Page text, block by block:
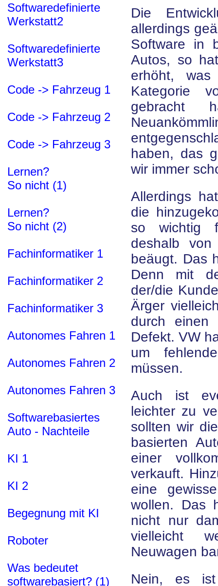
Softwaredefinierte
Werkstatt2
Softwaredefinierte
Werkstatt3
Code -> Fahrzeug 1
Code -> Fahrzeug 2
Code -> Fahrzeug 3
Lernen?
So nicht (1)
Lernen?
So nicht (2)
Fachinformatiker 1
Fachinformatiker 2
Fachinformatiker 3
Autonomes Fahren 1
Autonomes Fahren 2
Autonomes Fahren 3
Softwarebasiertes
Auto - Nachteile
KI 1
KI 2
Begegnung mit KI
Roboter
Was bedeutet
softwarebasiert? (1)
Die
allerdings
Software in
Autos, so
erhöht,
Kategorie
haben, das
wir immer
Allerdings
die
so wichtig
deshalb
beäugt. Das
Denn mit
der/die
Ärger
durch einen
Defekt. VW
um
müssen.
Auch ist
leichter zu
sollten wir
basierten
einer
verkauft.
eine
wollen. Das
nicht nur
vielleicht
Neuwagen
Nein, es ist